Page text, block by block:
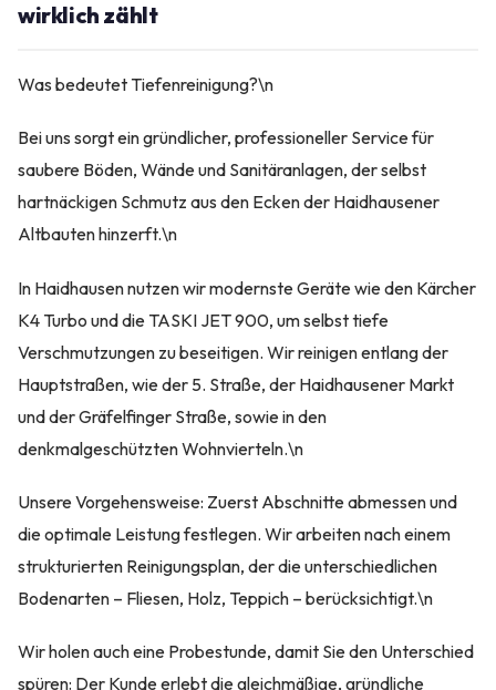
wirklich zählt
Was bedeutet Tiefenreinigung?\n
Bei uns sorgt ein gründlicher, professioneller Service für
saubere Böden, Wände und Sanitäranlagen, der selbst
hartnäckigen Schmutz aus den Ecken der Haidhausener
Altbauten hinzerft.\n
In Haidhausen nutzen wir modernste Geräte wie den Kärcher
K4 Turbo und die TASKI JET 900, um selbst tiefe
Verschmutzungen zu beseitigen. Wir reinigen entlang der
Hauptstraßen, wie der 5. Straße, der Haidhausener Markt
und der Gräfelfinger Straße, sowie in den
denkmalgeschützten Wohnvierteln.\n
Unsere Vorgehensweise: Zuerst Abschnitte abmessen und
die optimale Leistung festlegen. Wir arbeiten nach einem
strukturierten Reinigungsplan, der die unterschiedlichen
Bodenarten – Fliesen, Holz, Teppich – berücksichtigt.\n
Wir holen auch eine Probestunde, damit Sie den Unterschied
spüren: Der Kunde erlebt die gleichmäßige, gründliche